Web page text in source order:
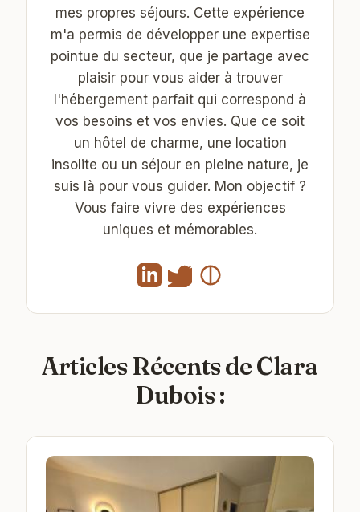
mes propres séjours. Cette expérience
m'a permis de développer une expertise
pointue du secteur, que je partage avec
plaisir pour vous aider à trouver
l'hébergement parfait qui correspond à
vos besoins et vos envies. Que ce soit
un hôtel de charme, une location
insolite ou un séjour en pleine nature, je
suis là pour vous guider. Mon objectif ?
Vous faire vivre des expériences
uniques et mémorables.
Articles Récents de Clara
Dubois :